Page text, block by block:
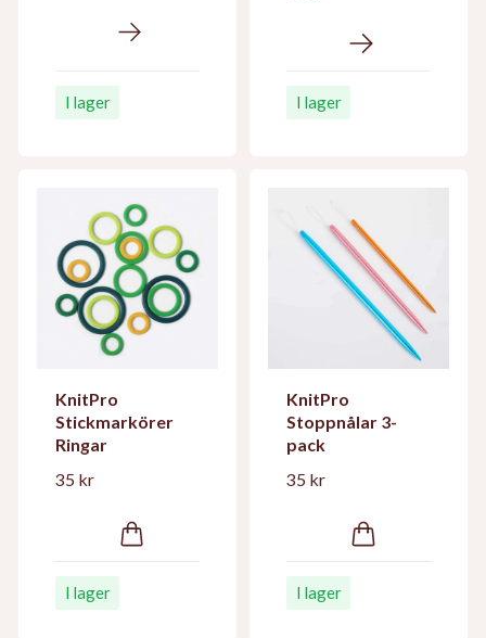
I lager I lager
KnitPro
Stickmarkörer
Ringar
35 kr
I lager
KnitPro
Stoppnålar 3-
pack
35 kr
I lager